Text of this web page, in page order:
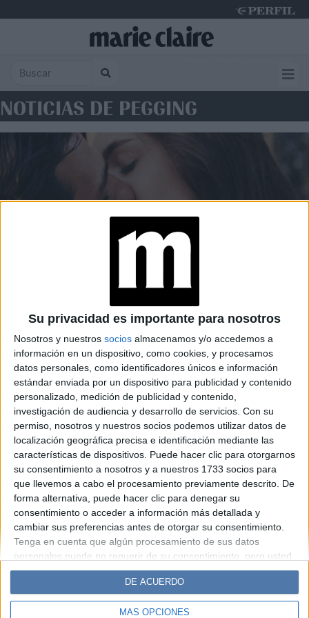
Su privacidad es importante para nosotros
Nosotros y nuestros socios almacenamos y/o accedemos a
información en un dispositivo, como cookies, y procesamos
datos personales, como identificadores únicos e información
estándar enviada por un dispositivo para publicidad y contenido
personalizado, medición de publicidad y contenido,
investigación de audiencia y desarrollo de servicios. Con su
permiso, nosotros y nuestros socios podemos utilizar datos de
localización geográfica precisa e identificación mediante las
características de dispositivos. Puede hacer clic para otorgarnos
su consentimiento a nosotros y a nuestros 1733 socios para
que llevemos a cabo el procesamiento previamente descrito. De
forma alternativa, puede hacer clic para denegar su
consentimiento o acceder a información más detallada y
cambiar sus preferencias antes de otorgar su consentimiento.
Tenga en cuenta que algún procesamiento de sus datos
personales puede no requerir de su consentimiento, pero usted
tiene el derecho de rechazar tal procesamiento. Sus
preferencias se aplicarán solo a este sitio web. Puede cambiar
sus preferencias o retirar su consentimiento en cualquier
momento volviendo a este sitio y haciendo clic en el botón
MÁS OPCIONES
DE ACUERDO
NOTICIAS DE PEGGING
SEXUALIDAD Y VÍNCULOS
Orgasmo: cómo lograrlo con
el pegging que muchos
desconocen
Espacio Publicitario
Diario Perfil Caras Noticias
Fortuna
Hombre
Weekend Parabrisas
Supercampo
Lunateen